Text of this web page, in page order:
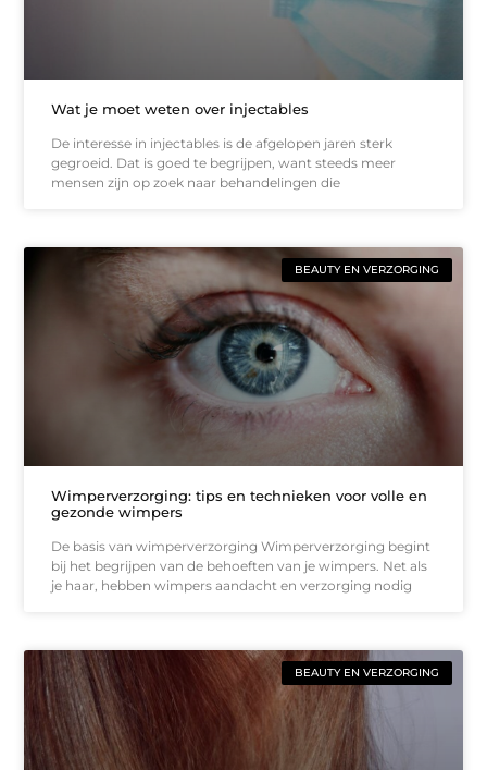
Wat je moet weten over injectables
De interesse in injectables is de afgelopen jaren sterk
gegroeid. Dat is goed te begrijpen, want steeds meer
mensen zijn op zoek naar behandelingen die
BEAUTY EN VERZORGING
Wimperverzorging: tips en technieken voor volle en
gezonde wimpers
De basis van wimperverzorging Wimperverzorging begint
bij het begrijpen van de behoeften van je wimpers. Net als
je haar, hebben wimpers aandacht en verzorging nodig
BEAUTY EN VERZORGING